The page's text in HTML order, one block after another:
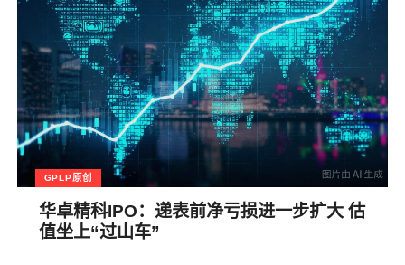
GPLP原创
华卓精科IPO：递表前净亏损进一步扩大 估
值坐上“过山车”